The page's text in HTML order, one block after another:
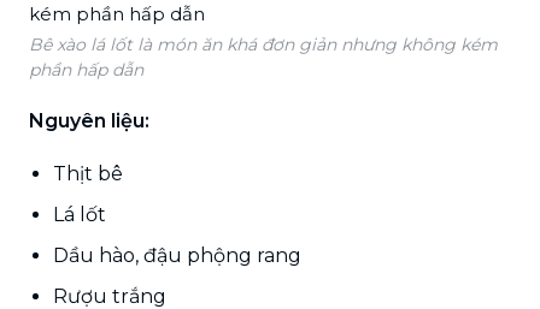
Bê xào lá lốt là món ăn khá đơn giản nhưng không kém
phần hấp dẫn
Nguyên liệu:
Thịt bê
Lá lốt
Dầu hào, đậu phộng rang
Rượu trắng